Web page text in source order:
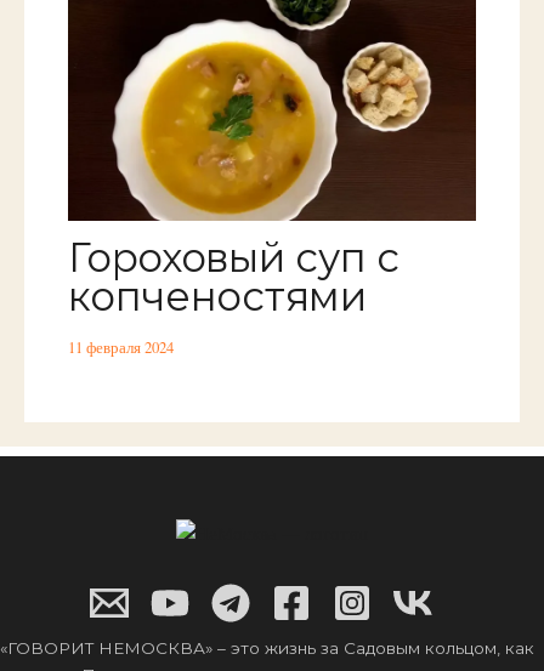
Гороховый суп с
копченостями
11 февраля 2024
«ГОВОРИТ НЕМОСКВА» – это жизнь за Садовым кольцом, как